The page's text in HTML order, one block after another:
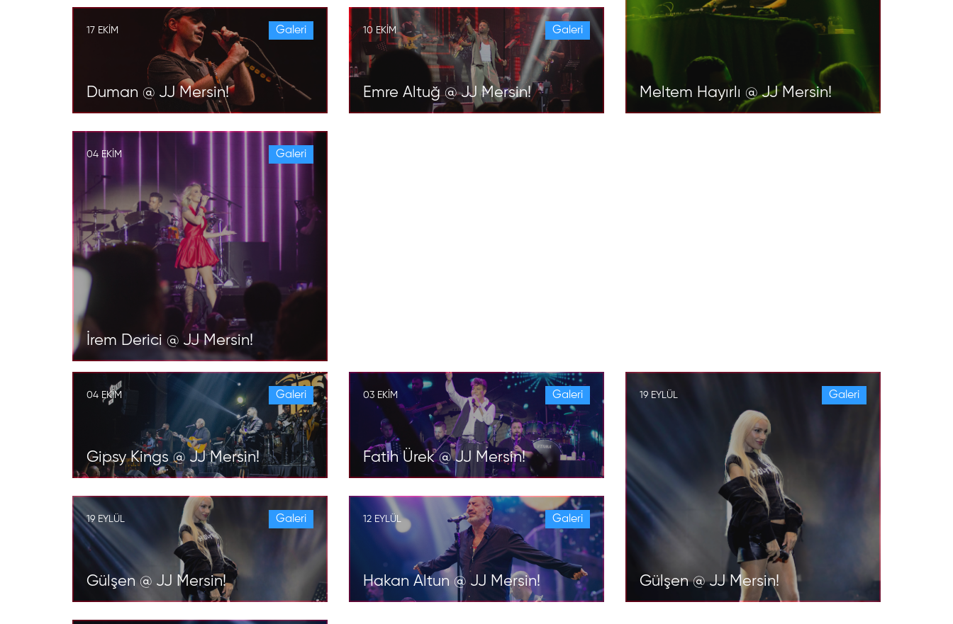
Meltem Hayırlı @ JJ Mersin!
17 EKIM Galeri
Duman @ JJ Mersin!
10 EKIM Galeri
Emre Altuğ @ JJ Mersin!
04 EKIM Galeri
İrem Derici @ JJ Mersin!
04 EKIM Galeri
Gipsy Kings @ JJ Mersin!
03 EKIM Galeri
Fatih Ürek @ JJ Mersin!
19 EYLÜL Galeri
Gülşen @ JJ Mersin!
19 EYLÜL Galeri
Gülşen @ JJ Mersin!
12 EYLÜL Galeri
Hakan Altun @ JJ Mersin!